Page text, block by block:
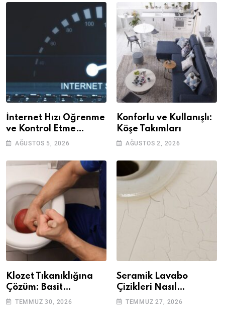
İnternet Hızı Öğrenme
ve Kontrol Etme
Yöntemleri
AĞUSTOS 5, 2026
Konforlu ve Kullanışlı:
Köşe Takımları
AĞUSTOS 2, 2026
Klozet Tıkanıklığına
Çözüm: Basit
Adımlarla Klozetinizi
TEMMUZ 30, 2026
Seramik Lavabo
Çizikleri Nasıl
Giderilir? Adım Adım
TEMMUZ 27, 2026